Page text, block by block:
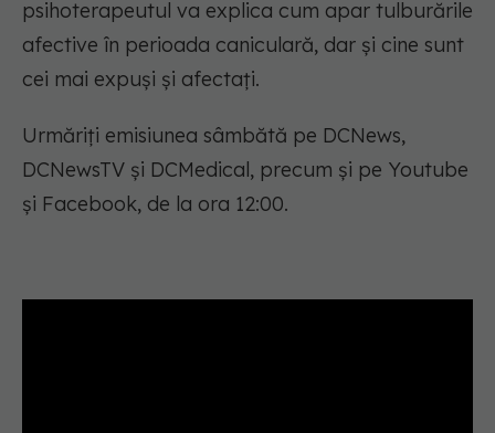
psihoterapeutul va explica cum apar tulburările
afective în perioada caniculară, dar și cine sunt
cei mai expuși și afectați.
Urmăriți emisiunea sâmbătă pe DCNews,
DCNewsTV și DCMedical, precum și pe Youtube
și Facebook, de la ora 12:00.